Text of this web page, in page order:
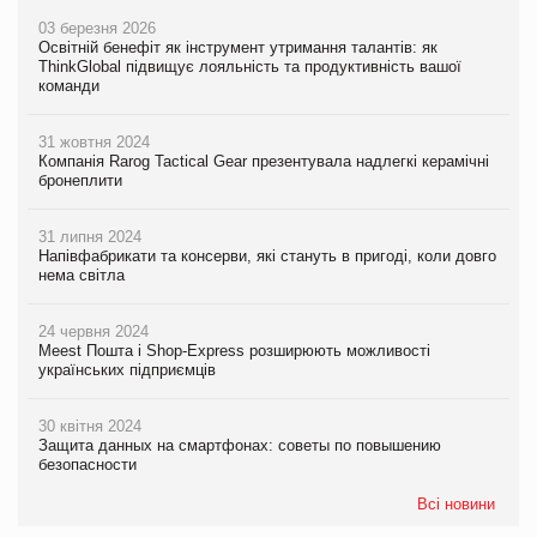
03 березня 2026
Освітній бенефіт як інструмент утримання талантів: як
ThinkGlobal підвищує лояльність та продуктивність вашої
команди
31 жовтня 2024
Компанія Rarog Tactical Gear презентувала надлегкі керамічні
бронеплити
31 липня 2024
Напівфабрикати та консерви, які стануть в пригоді, коли довго
нема світла
24 червня 2024
Meest Пошта і Shop-Express розширюють можливості
українських підприємців
30 квітня 2024
Защита данных на смартфонах: советы по повышению
безопасности
Всі новини